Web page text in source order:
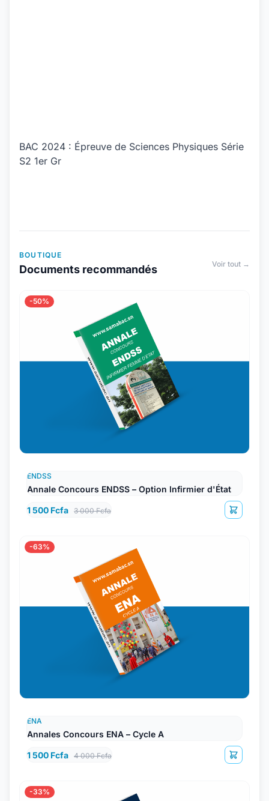
BAC 2024 : Épreuve de Sciences Physiques Série
S2 1er Gr
BOUTIQUE
Documents recommandés Voir tout →
-50%
ENDSS
Annale Concours ENDSS – Option Infirmier d'État
1 500 Fcfa 3 000 Fcfa
-63%
ENA
Annales Concours ENA – Cycle A
1 500 Fcfa 4 000 Fcfa
-33%